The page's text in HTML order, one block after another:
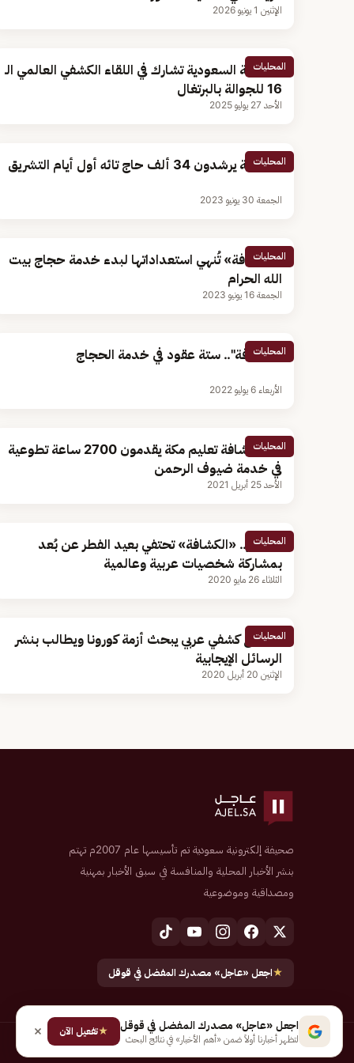
الإثنين 1 يونيو 2026
المحليات
الكشافة السعودية تشارك في اللقاء الكشفي العالمي الـ
16 للجوالة بالبرتغال
الأحد 27 يوليو 2025
المحليات
الكشافة يرشدون 34 ألف حاج تائه أول أيام التشريق
الجمعة 30 يونيو 2023
المحليات
«الكشافة» تُنهي استعداداتها لبدء خدمة حجاج بيت
الله الحرام
الجمعة 16 يونيو 2023
المحليات
"الكشافة".. ستة عقود في خدمة الحجاج
الأربعاء 6 يوليو 2022
المحليات
قادة كشافة تعليم مكة يقدمون 2700 ساعة تطوعية
في خدمة ضيوف الرحمن
الأحد 25 أبريل 2021
المحليات
بالصور.. «الكشافة» تحتفي بعيد الفطر عن بُعد
بمشاركة شخصيات عربية وعالمية
الثلاثاء 26 مايو 2020
المحليات
اجتماع كشفي عربي يبحث أزمة كورونا ويطالب بنشر
الرسائل الإيجابية
الإثنين 20 أبريل 2020
صحيفة إلكترونية سعودية تم تأسيسها عام 2007م تهتم
بنشر الأخبار المحلية والمنافسة في سبق الأخبار بمهنية
ومصداقية وموضوعية
★اجعل «عاجل» مصدرك المفضل في قوقل
جميع الحقوق محفوظة لـ شركة إيجاز للنشر الإلكتروني المالكة لصحيفة عاجل
اجعل «عاجل» مصدرك المفضل في قوقل
لتظهر أخبارنا أولاً ضمن «أهم الأخبار» في نتائج البحث
★تفعيل الآن